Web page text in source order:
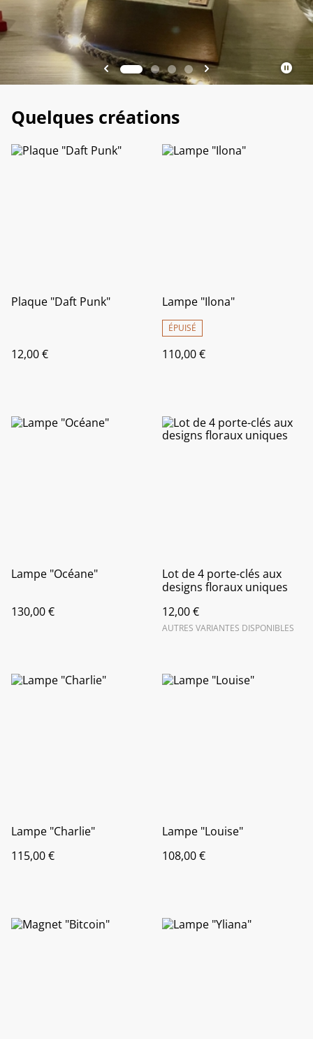
Explorer
Explorer
Quelques créations
Plaque "Daft Punk"
12,00 €
Lampe "Ilona"
ÉPUISÉ
110,00 €
Lampe "Océane"
130,00 €
Lot de 4 porte-clés aux
designs floraux uniques
12,00 €
AUTRES VARIANTES DISPONIBLES
Lampe "Charlie"
115,00 €
Lampe "Louise"
108,00 €